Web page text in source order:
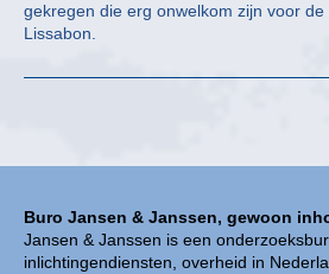
Buro Jansen & Janssen, gewoon
Jansen & Janssen is een
inlichtingendiensten, overheid in
gekregen die erg onwelkom zijn voor de
Lissabon.